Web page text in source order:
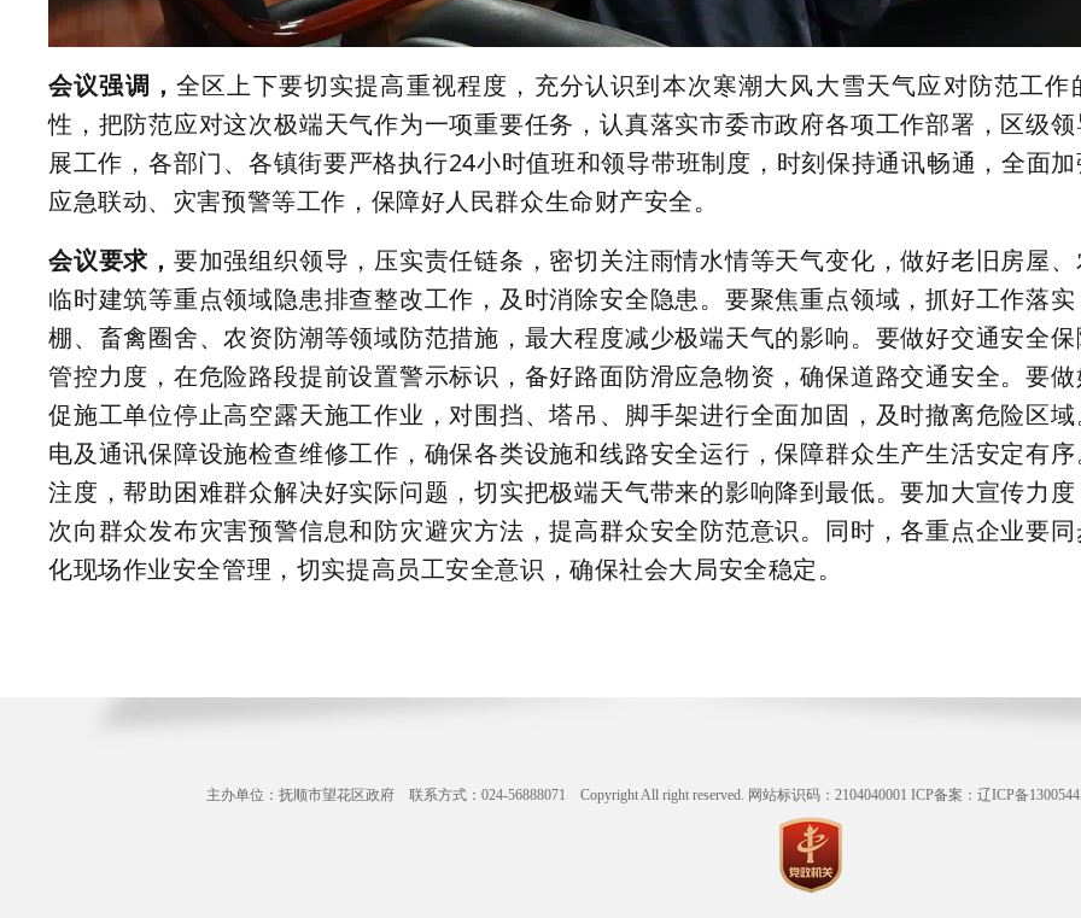
会议强调， 全区上下要切实提高重视程度，充分认识到本次寒潮大风大雪天气应对防范工
性，把防范应对这次极端天气作为一项重要任务，认真落实市委市政府各项工作部署，区级
展工作，各部门、各镇街要严格执行24小时值班和领导带班制度，时刻保持通讯畅通，全面
应急联动、灾害预警等工作，保障好人民群众生命财产安全。
会议要求， 要加强组织领导，压实责任链条，密切关注雨情水情等天气变化，做好老旧房屋
临时建筑等重点领域隐患排查整改工作，及时消除安全隐患。要聚焦重点领域，抓好工作落
棚、畜禽圈舍、农资防潮等领域防范措施，最大程度减少极端天气的影响。要做好交通安全
管控力度，在危险路段提前设置警示标识，备好路面防滑应急物资，确保道路交通安全。要
促施工单位停止高空露天施工作业，对围挡、塔吊、脚手架进行全面加固，及时撤离危险区
电及通讯保障设施检查维修工作，确保各类设施和线路安全运行，保障群众生产生活安定有
注度，帮助困难群众解决好实际问题，切实把极端天气带来的影响降到最低。要加大宣传力
次向群众发布灾害预警信息和防灾避灾方法，提高群众安全防范意识。同时，各重点企业要
化现场作业安全管理，切实提高员工安全意识，确保社会大局安全稳定。
主办单位：抚顺市望花区政府 联系方式：024-56888071 Copyright All right reserved. 网站标识码：2104040001 ICP备案：辽ICP备